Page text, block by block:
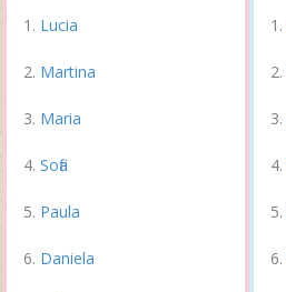
Lucia
Martina
Maria
Sofia
Paula
Daniela